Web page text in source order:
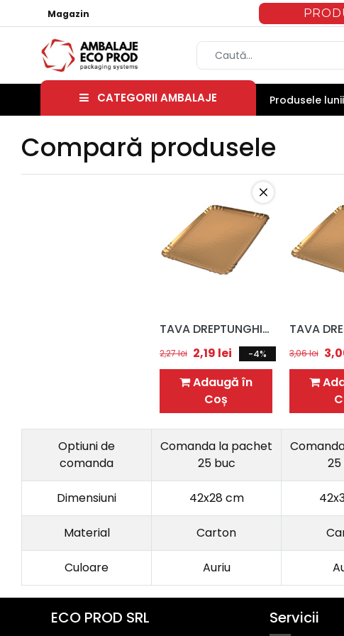
Magazin
CATEGORII AMBALAJE Produsele lunii
Compară produsele
TAVA DREPTUNGHIULARA AURIE 42X28 CM
2,27lei 2,19 lei -4%
Adaugă în
Coș
3,06lei
Optiuni de
comanda
Comanda la pachet
25 buc
Dimensiuni 42x28 cm
Material Carton
Culoare Auriu
ECO PROD SRL Servicii